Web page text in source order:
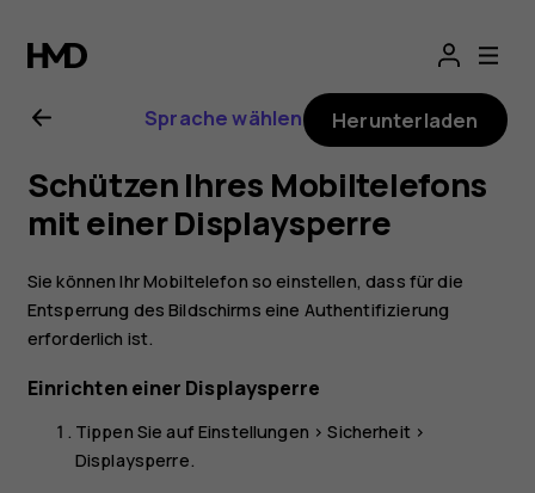
Nokia
5.3 Sprache wählen Herunterladen
Schützen Ihres Mobiltelefons
mit einer Displaysperre
Sie können Ihr Mobiltelefon so einstellen, dass für die
Entsperrung des Bildschirms eine Authentifizierung
erforderlich ist.
Einrichten einer Displaysperre
Tippen Sie aufEinstellungen >Sicherheit >
Displaysperre.